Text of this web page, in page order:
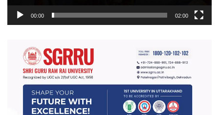
00:00 02:00